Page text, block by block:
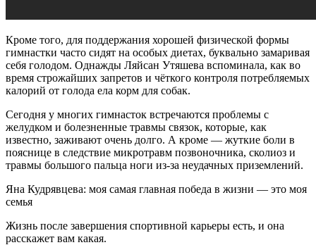
Кроме того, для поддержания хорошей физической формы
гимнастки часто сидят на особых диетах, буквально замаривая
себя голодом. Однажды Ляйсан Утяшева вспоминала, как во
время строжайших запретов и чёткого контроля потребляемых
калорий от голода ела корм для собак.
Сегодня у многих гимнасток встречаются проблемы с
желудком и болезненные травмы связок, которые, как
известно, заживают очень долго. А кроме — жуткие боли в
пояснице в следствие микротравм позвоночника, сколиоз и
травмы большого пальца ноги из-за неудачных приземлений.
Яна Кудрявцева: моя самая главная победа в жизни — это моя
семья
Жизнь после завершения спортивной карьеры есть, и она
расскажет вам какая.